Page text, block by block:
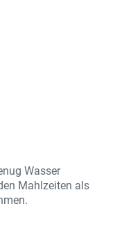
Wasser
Mahlzeiten als